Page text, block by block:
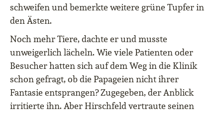
schweifen und bemerkte weitere grüne Tupfer in
den Ästen.
Noch mehr Tiere, dachte er und musste
unweigerlich lächeln. Wie viele Patienten oder
Besucher hatten sich auf dem Weg in die Klinik
schon gefragt, ob die Papageien nicht ihrer
Fantasie entsprangen? Zugegeben, der Anblick
irritierte ihn. Aber Hirschfeld vertraute seinen